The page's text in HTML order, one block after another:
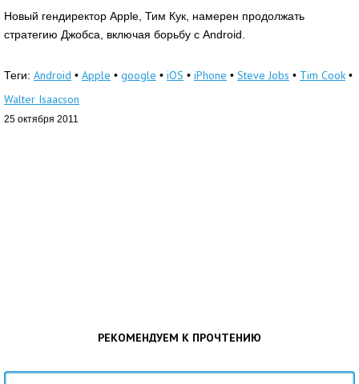
Новый гендиректор Apple, Тим Кук, намерен продолжать
стратегию Джобса, включая борьбу с Android.
Теги: Android • Apple • google • iOS • iPhone • Steve Jobs • Tim Cook •
Walter Isaacson
25 октября 2011
РЕКОМЕНДУЕМ К ПРОЧТЕНИЮ